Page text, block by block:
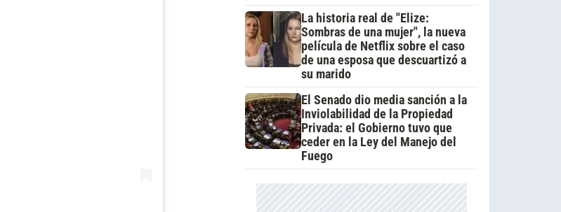
La historia real de "Elize:
Sombras de una mujer", la nueva
película de Netflix sobre el caso
de una esposa que descuartizó a
su marido
El Senado dio media sanción a la
Inviolabilidad de la Propiedad
Privada: el Gobierno tuvo que
ceder en la Ley del Manejo del
Fuego